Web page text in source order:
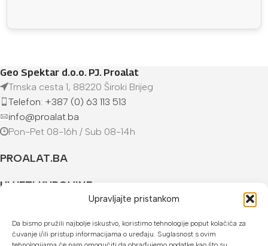
Upravljajte pristankom
Da bismo pružili najbolje iskustvo, koristimo tehnologije poput kolačića za
čuvanje i/ili pristup informacijama o uređaju. Suglasnost s ovim
Geo Spektar d.o.o. PJ. Proalat
Trnska cesta 1, 88220 Široki Brijeg
Telefon: +387 (0) 63 113 513
info@proalat.ba
Pon-Pet 08-16h / Sub 08-14h
PROALAT.BA
UVJETI KUPOVINE
U našoj web trgovini možete platiti: